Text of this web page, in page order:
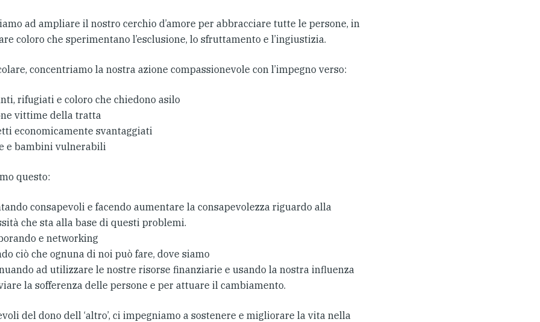
ad ampliare il nostro cerchio d’amore per abbracciare tutte le persone, in
coloro che sperimentano l’esclusione, lo sfruttamento e l’ingiustizia.
concentriamo la nostra azione compassionevole con l’impegno verso:
rifugiati e coloro che chiedono asilo
vittime della tratta
economicamente svantaggiati
e bambini vulnerabili
questo:
consapevoli e facendo aumentare la consapevolezza riguardo alla
che sta alla base di questi problemi.
e networking
ciò che ognuna di noi può fare, dove siamo
ad utilizzare le nostre risorse finanziarie e usando la nostra influenza
la sofferenza delle persone e per attuare il cambiamento.
del dono dell ‘altro’, ci impegniamo a sostenere e migliorare la vita nella